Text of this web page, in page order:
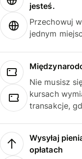
jesteś.
Przechowuj
jednym
Nie musisz
kursach
transakcje,
Wysyłaj
opłatach